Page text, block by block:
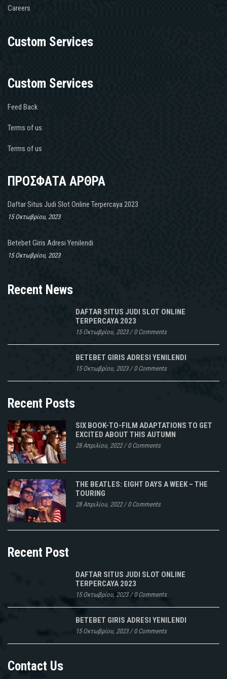
Careers
Custom Services
Custom Services
Feed Back
Terms of us
Terms of us
ΠΡΟΣΦΑΤΑ ΑΡΘΡΑ
Daftar Situs Judi Slot Online Terpercaya 2023
15 Οκτωβρίου, 2023
Betebet Giris Adresi Yenilendi
15 Οκτωβρίου, 2023
Recent News
DAFTAR SITUS JUDI SLOT ONLINE
TERPERCAYA 2023
15 Οκτωβρίου, 2023/0 Comments
BETEBET GIRIS ADRESI YENILENDI
15 Οκτωβρίου, 2023/0 Comments
Recent Posts
SIX BOOK-TO-FILM ADAPTATIONS TO GET
EXCITED ABOUT THIS AUTUMN
28 Απριλίου, 2022/0 Comments
THE BEATLES: EIGHT DAYS A WEEK – THE
TOURING
28 Απριλίου, 2022/0 Comments
Recent Post
DAFTAR SITUS JUDI SLOT ONLINE
TERPERCAYA 2023
15 Οκτωβρίου, 2023/0 Comments
BETEBET GIRIS ADRESI YENILENDI
15 Οκτωβρίου, 2023/0 Comments
Contact Us